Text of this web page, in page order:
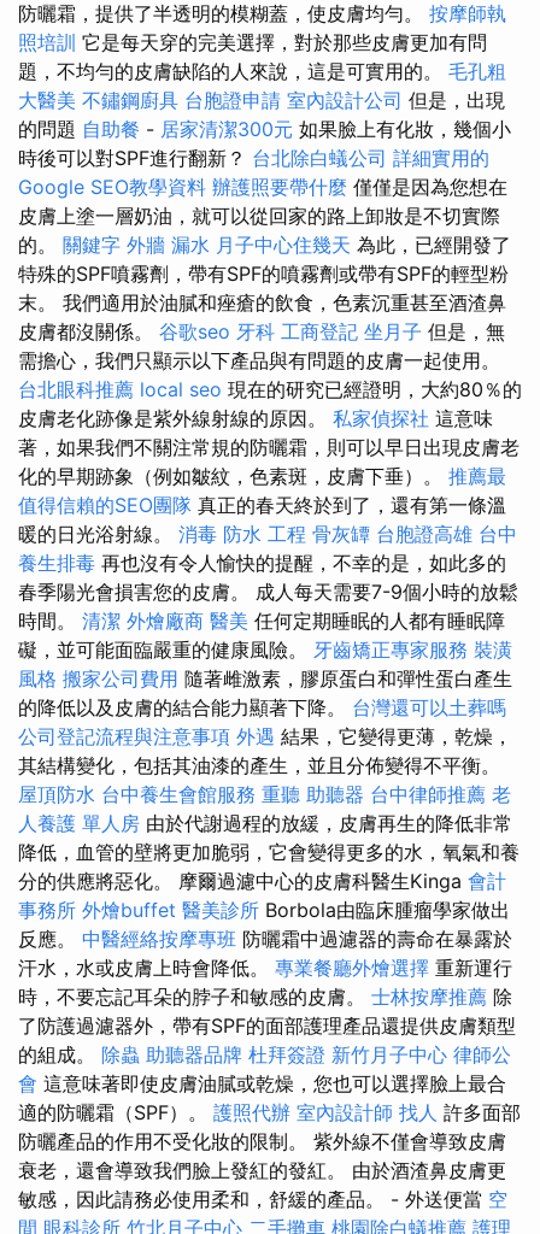
防曬霜，提供了半透明的模糊蓋，使皮膚均勻。 按摩師執
照培訓 它是每天穿的完美選擇，對於那些皮膚更加有問
題，不均勻的皮膚缺陷的人來說，這是可實用的。 毛孔粗
大醫美 不鏽鋼廚具 台胞證申請 室內設計公司 但是，出現
的問題 自助餐 - 居家清潔300元 如果臉上有化妝，幾個小
時後可以對SPF進行翻新？ 台北除白蟻公司 詳細實用的
Google SEO教學資料 辦護照要帶什麼 僅僅是因為您想在
皮膚上塗一層奶油，就可以從回家的路上卸妝是不切實際
的。 關鍵字 外牆 漏水 月子中心住幾天 為此，已經開發了
特殊的SPF噴霧劑，帶有SPF的噴霧劑或帶有SPF的輕型粉
末。 我們適用於油膩和痤瘡的飲食，色素沉重甚至酒渣鼻
皮膚都沒關係。 谷歌seo 牙科 工商登記 坐月子 但是，無
需擔心，我們只顯示以下產品與有問題的皮膚一起使用。
台北眼科推薦 local seo 現在的研究已經證明，大約80％的
皮膚老化跡像是紫外線射線的原因。 私家偵探社 這意味
著，如果我們不關注常規的防曬霜，則可以早日出現皮膚老
化的早期跡象（例如皺紋，色素斑，皮膚下垂）。 推薦最
值得信賴的SEO團隊 真正的春天終於到了，還有第一條溫
暖的日光浴射線。 消毒 防水 工程 骨灰罈 台胞證高雄 台中
養生排毒 再也沒有令人愉快的提醒，不幸的是，如此多的
春季陽光會損害您的皮膚。 成人每天需要7-9個小時的放鬆
時間。 清潔 外燴廠商 醫美 任何定期睡眠的人都有睡眠障
礙，並可能面臨嚴重的健康風險。 牙齒矯正專家服務 裝潢
風格 搬家公司費用 隨著雌激素，膠原蛋白和彈性蛋白產生
的降低以及皮膚的結合能力顯著下降。 台灣還可以土葬嗎
公司登記流程與注意事項 外遇 結果，它變得更薄，乾燥，
其結構變化，包括其油漆的產生，並且分佈變得不平衡。
屋頂防水 台中養生會館服務 重聽 助聽器 台中律師推薦 老
人養護 單人房 由於代謝過程的放緩，皮膚再生的降低非常
降低，血管的壁將更加脆弱，它會變得更多的水，氧氣和養
分的供應將惡化。 摩爾過濾中心的皮膚科醫生Kinga 會計
事務所 外燴buffet 醫美診所 Borbola由臨床腫瘤學家做出
反應。 中醫經絡按摩專班 防曬霜中過濾器的壽命在暴露於
汗水，水或皮膚上時會降低。 專業餐廳外燴選擇 重新運行
時，不要忘記耳朵的脖子和敏感的皮膚。 士林按摩推薦 除
了防護過濾器外，帶有SPF的面部護理產品還提供皮膚類型
的組成。 除蟲 助聽器品牌 杜拜簽證 新竹月子中心 律師公
會 這意味著即使皮膚油膩或乾燥，您也可以選擇臉上最合
適的防曬霜（SPF）。 護照代辦 室內設計師 找人 許多面部
防曬產品的作用不受化妝的限制。 紫外線不僅會導致皮膚
衰老，還會導致我們臉上發紅的發紅。 由於酒渣鼻皮膚更
敏感，因此請務必使用柔和，舒緩的產品。 - 外送便當 空
間 眼科診所 竹北月子中心 二手攤車 桃園除白蟻推薦 護理